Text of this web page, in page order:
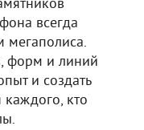
всегда
мегаполиса.
форм и линий
и создать
кто